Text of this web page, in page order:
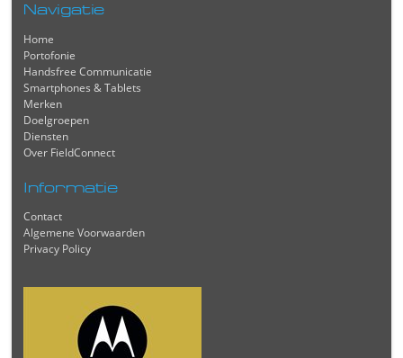
Navigatie
Home
Portofonie
Handsfree Communicatie
Smartphones & Tablets
Merken
Doelgroepen
Diensten
Over FieldConnect
Informatie
Contact
Algemene Voorwaarden
Privacy Policy